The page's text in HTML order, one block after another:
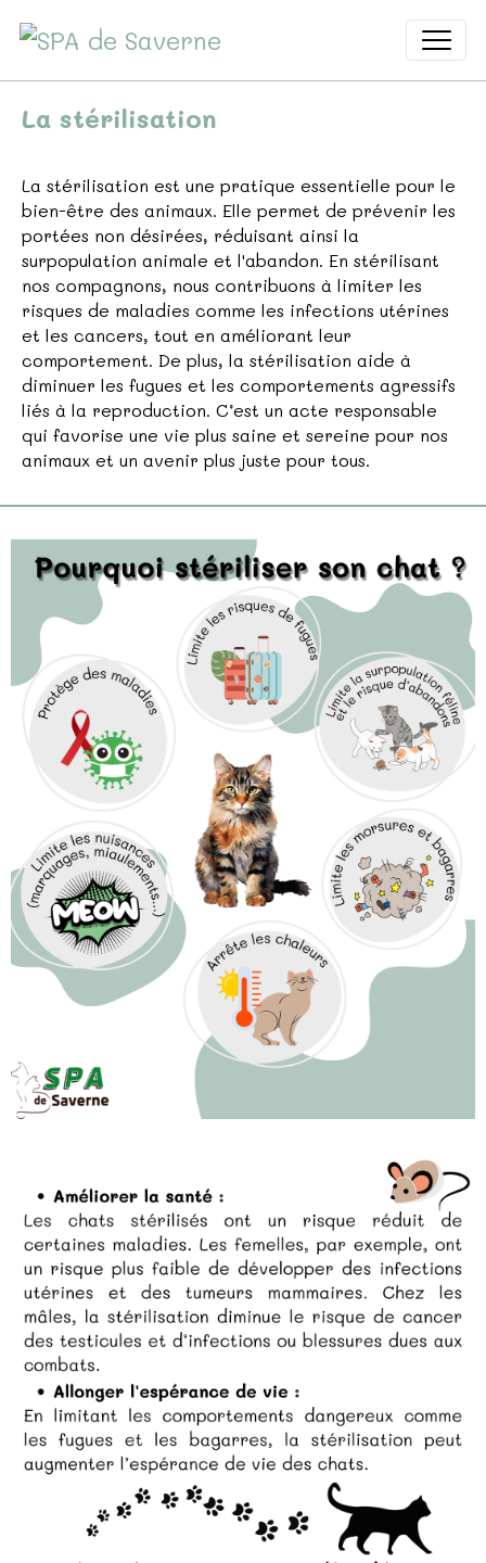
La stérilisation
La stérilisation est une pratique essentielle pour le
bien-être des animaux. Elle permet de prévenir les
portées non désirées, réduisant ainsi la
surpopulation animale et l'abandon. En stérilisant
nos compagnons, nous contribuons à limiter les
risques de maladies comme les infections utérines
et les cancers, tout en améliorant leur
comportement. De plus, la stérilisation aide à
diminuer les fugues et les comportements agressifs
liés à la reproduction. C’est un acte responsable
qui favorise une vie plus saine et sereine pour nos
animaux et un avenir plus juste pour tous.